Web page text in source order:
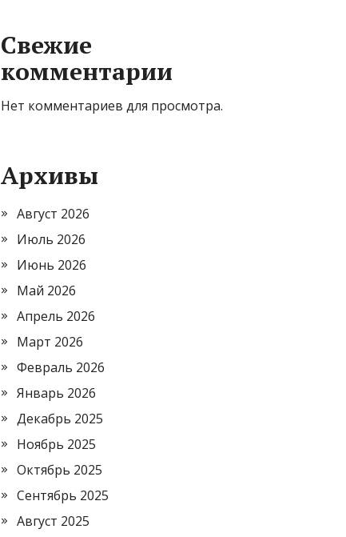
Свежие
комментарии
Нет комментариев для просмотра.
Архивы
Август 2026
Июль 2026
Июнь 2026
Май 2026
Апрель 2026
Март 2026
Февраль 2026
Январь 2026
Декабрь 2025
Ноябрь 2025
Октябрь 2025
Сентябрь 2025
Август 2025